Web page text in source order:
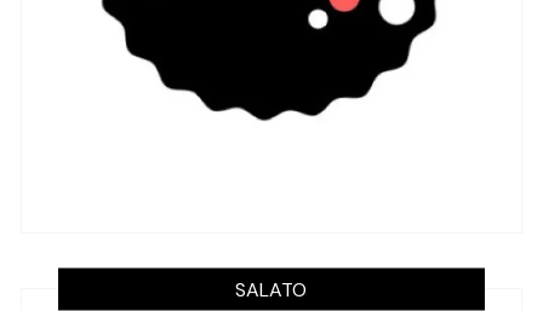
SALATO